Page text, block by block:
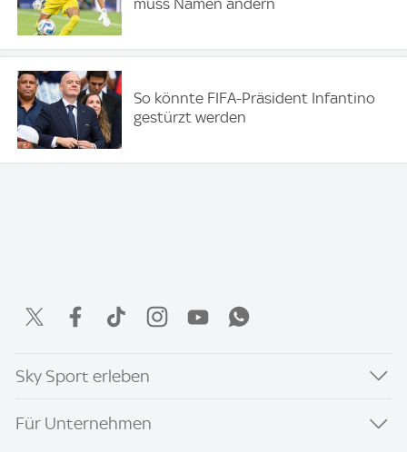
So könnte FIFA-Präsident Infantino
gestürzt werden
Sky Sport erleben
Für Unternehmen